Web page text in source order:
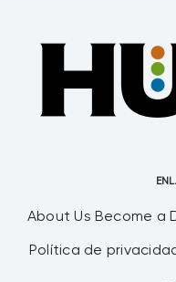
About Us Become a
Política de